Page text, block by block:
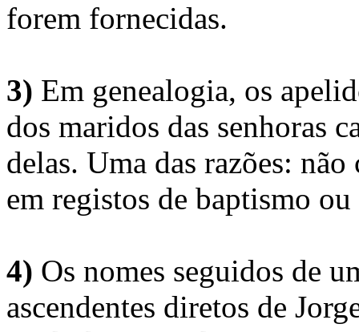
forem fornecidas.
3) Em genealogia, os
dos maridos das senhoras
delas. Uma das razões:
em registos de baptismo
4) Os nomes seguidos de
ascendentes diretos de